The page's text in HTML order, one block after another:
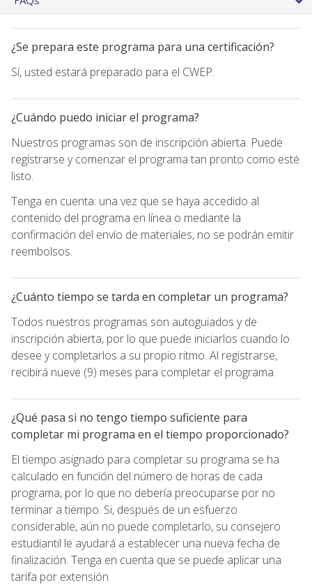
¿Se prepara este programa para una certificación?
Sí, usted estará preparado para el CWEP.
¿Cuándo puedo iniciar el programa?
Nuestros programas son de inscripción abierta. Puede
registrarse y comenzar el programa tan pronto como esté
listo.
Tenga en cuenta: una vez que se haya accedido al
contenido del programa en línea o mediante la
confirmación del envío de materiales, no se podrán emitir
reembolsos.
¿Cuánto tiempo se tarda en completar un programa?
Todos nuestros programas son autoguiados y de
inscripción abierta, por lo que puede iniciarlos cuando lo
desee y completarlos a su propio ritmo. Al registrarse,
recibirá nueve (9) meses para completar el programa.
¿Qué pasa si no tengo tiempo suficiente para
completar mi programa en el tiempo proporcionado?
El tiempo asignado para completar su programa se ha
calculado en función del número de horas de cada
programa, por lo que no debería preocuparse por no
terminar a tiempo. Si, después de un esfuerzo
considerable, aún no puede completarlo, su consejero
estudiantil le ayudará a establecer una nueva fecha de
finalización. Tenga en cuenta que se puede aplicar una
tarifa por extensión.